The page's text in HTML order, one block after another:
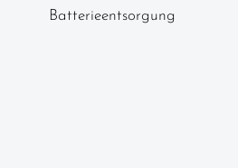
Batterieentsorgung